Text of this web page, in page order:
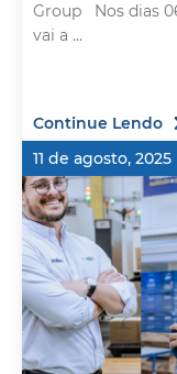
Group Nos dias
vai a ...
Continue Lendo
11 de agosto, 2025